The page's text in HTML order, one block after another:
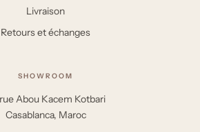
Livraison
Retours et échanges
SHOWROOM
Abou Kacem Kotbari
Casablanca, Maroc